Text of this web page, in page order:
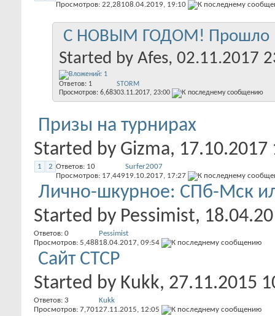
Просмотров: 22,28108.04.2019, 19:10
С НОВЫМ ГОДОМ! Прошло
Started by Afes, 02.11.2017
Ответов: 1
Просмотров: 6,683
STORM
03.11.2017, 23:00
Призы на турнирах
Started by Gizma, 17.10.2017
1 2 Ответов: 10
Просмотров: 17,449
Surfer2007
19.10.2017, 17:27
Лично-шкурное: СПб-Мск
Started by Pessimist,
Ответов: 0
Просмотров: 5,488
Pessimist
18.04.2017, 09:54
Сайт СТСР
Started by Kukk, 27.11.2015
Ответов: 3
Просмотров: 7,701
Kukk
27.11.2015, 12:05